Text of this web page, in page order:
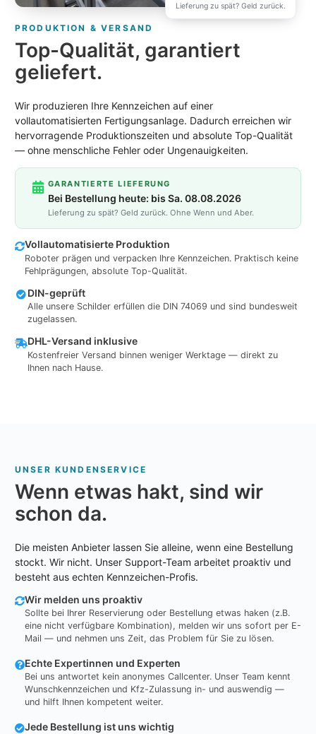
Lieferung zu spät? Geld zurück.
PRODUKTION & VERSAND
Top-Qualität, garantiert
geliefert.
Wir produzieren Ihre Kennzeichen auf einer
vollautomatisierten Fertigungsanlage. Dadurch erreichen wir
hervorragende Produktionszeiten und absolute Top-Qualität
— ohne menschliche Fehler oder Ungenauigkeiten.
GARANTIERTE LIEFERUNG
Bei Bestellung heute: bis Sa. 08.08.2026
Lieferung zu spät? Geld zurück. Ohne Wenn und Aber.
Vollautomatisierte Produktion
Roboter prägen und verpacken Ihre Kennzeichen. Praktisch keine
Fehlprägungen, absolute Top-Qualität.
DIN-geprüft
Alle unsere Schilder erfüllen die DIN 74069 und sind bundesweit
zugelassen.
DHL-Versand inklusive
Kostenfreier Versand binnen weniger Werktage — direkt zu
Ihnen nach Hause.
UNSER KUNDENSERVICE
Wenn etwas hakt, sind wir
schon da.
Die meisten Anbieter lassen Sie alleine, wenn eine Bestellung
stockt. Wir nicht. Unser Support-Team arbeitet proaktiv und
besteht aus echten Kennzeichen-Profis.
Wir melden uns proaktiv
Sollte bei Ihrer Reservierung oder Bestellung etwas haken (z.B.
eine nicht verfügbare Kombination), melden wir uns sofort per E-
Mail — und nehmen uns Zeit, das Problem für Sie zu lösen.
Echte Expertinnen und Experten
Bei uns antwortet kein anonymes Callcenter. Unser Team kennt
Wunschkennzeichen und Kfz-Zulassung in- und auswendig —
und hilft Ihnen kompetent weiter.
Jede Bestellung ist uns wichtig